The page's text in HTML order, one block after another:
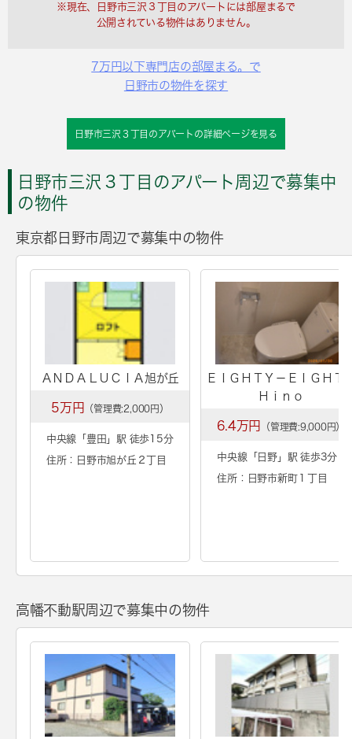
※現在、日野市三沢３丁目のアパートには部屋まるで
公開されている物件はありません。
7万円以下専門店の部屋まる。で
日野市の物件を探す
日野市三沢３丁目のアパートの詳細ページを見る
日野市三沢３丁目のアパート周辺で募集中
の物件
東京都日野市周辺で募集中の物件
ＡＮＤＡＬＵＣＩＡ旭が丘
5万円 （管理費:2,000円）
中央線「 豊田 」駅 徒歩15分
住所：日野市旭が丘２丁目
ＥＩＧＨＴＹ－ＥＩＧＨ
Ｈｉｎｏ
6.4万円 （管理費:9,000円）
中央線「 日野」駅 徒歩3分
住所：日野市新町１丁目
高幡不動駅周辺で募集中の物件